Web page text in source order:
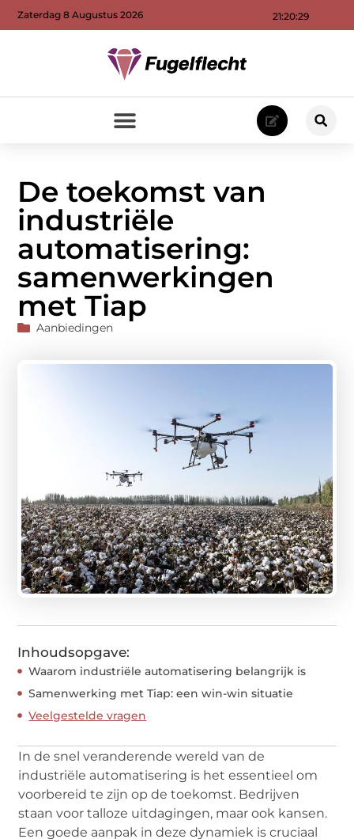
21:20:31
Zaterdag 8 Augustus 2026
De toekomst van
industriële
automatisering:
samenwerkingen
met Tiap
Aanbiedingen
Inhoudsopgave:
Waarom industriële automatisering belangrijk is
Samenwerking met Tiap: een win-win situatie
Veelgestelde vragen
In de snel veranderende wereld van de
industriële automatisering is het essentieel om
voorbereid te zijn op de toekomst. Bedrijven
staan voor talloze uitdagingen, maar ook kansen.
Een goede aanpak in deze dynamiek is cruciaal